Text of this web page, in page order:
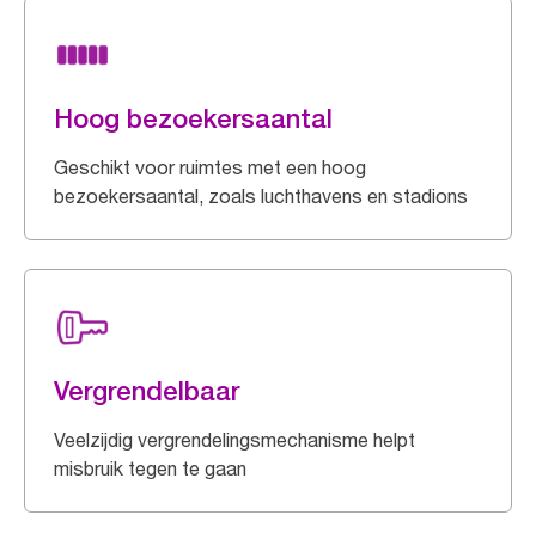
Hoog bezoekersaantal
Geschikt voor ruimtes met een hoog
bezoekersaantal, zoals luchthavens en stadions
Vergrendelbaar
Veelzijdig vergrendelingsmechanisme helpt
misbruik tegen te gaan